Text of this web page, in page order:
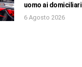
uomo ai domiciliari
6 Agosto 2026